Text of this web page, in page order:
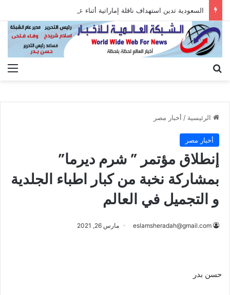
السعودية تدين استهداف ناقلة إماراتية أثناء عبورها هرمز
الرئيسية / أخبار مصر
أخبار مصر
إنطلاق مؤتمر ” شرم ديرما”
بمشاركة نخبة من كبار اطباء الجلدية
و التجميل في العالم
eslamsheradah@gmail.com مارس 26, 2021
حسن بدر